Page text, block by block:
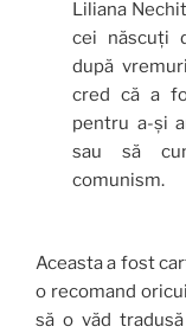
Liliana
cei născuți
după
cred că a
pentru a-și
sau să
comunism.
Aceasta a fost
o recomand
să o văd